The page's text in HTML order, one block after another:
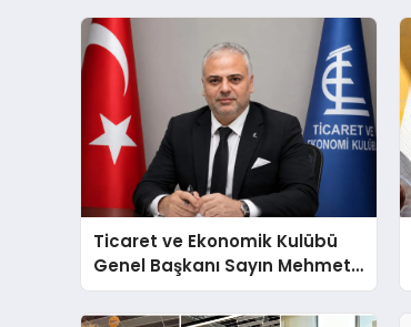
Ticaret ve Ekonomik Kulübü
Genel Başkanı Sayın Mehmet
Ulutaş, ekonomiye dair yaptığı
açıklamada şunları kaydetti: